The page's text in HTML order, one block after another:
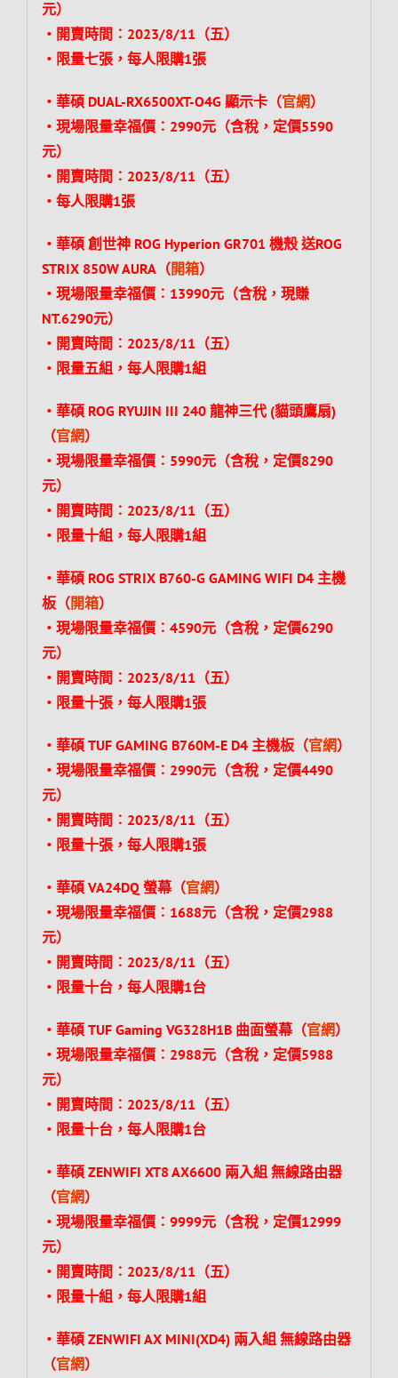
元）
‧開賣時間︰2023/8/11（五）
‧限量七張，每人限購1張
‧華碩 DUAL-RX6500XT-O4G 顯示卡（官網）
‧現場限量幸福價︰2990元（含稅，定價5590
元）
‧開賣時間︰2023/8/11（五）
‧每人限購1張
‧華碩 創世神 ROG Hyperion GR701 機殼 送ROG
STRIX 850W AURA（開箱）
‧現場限量幸福價︰13990元（含稅，現賺
NT.6290元）
‧開賣時間︰2023/8/11（五）
‧限量五組，每人限購1組
‧華碩 ROG RYUJIN III 240 龍神三代 (貓頭鷹扇)
（官網）
‧現場限量幸福價︰5990元（含稅，定價8290
元）
‧開賣時間︰2023/8/11（五）
‧限量十組，每人限購1組
‧華碩 ROG STRIX B760-G GAMING WIFI D4 主機
板（開箱）
‧現場限量幸福價︰4590元（含稅，定價6290
元）
‧開賣時間︰2023/8/11（五）
‧限量十張，每人限購1張
‧華碩 TUF GAMING B760M-E D4 主機板（官網）
‧現場限量幸福價︰2990元（含稅，定價4490
元）
‧開賣時間︰2023/8/11（五）
‧限量十張，每人限購1張
‧華碩 VA24DQ 螢幕（官網）
‧現場限量幸福價︰1688元（含稅，定價2988
元）
‧開賣時間︰2023/8/11（五）
‧限量十台，每人限購1台
‧華碩 TUF Gaming VG328H1B 曲面螢幕（官網）
‧現場限量幸福價︰2988元（含稅，定價5988
元）
‧開賣時間︰2023/8/11（五）
‧限量十台，每人限購1台
‧華碩 ZENWIFI XT8 AX6600 兩入組 無線路由器
（官網）
‧現場限量幸福價︰9999元（含稅，定價12999
元）
‧開賣時間︰2023/8/11（五）
‧限量十組，每人限購1組
‧華碩 ZENWIFI AX MINI(XD4) 兩入組 無線路由器
（官網）